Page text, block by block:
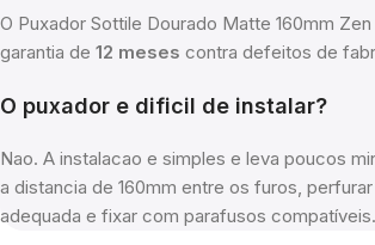
O Puxador Sottile Dourado Matte 160mm
garantia de 12 meses contra defeitos de
O puxador e dificil de instalar?
Nao. A instalacao e simples e leva poucos
a distancia de 160mm entre os furos,
adequada e fixar com parafusos compatíveis.